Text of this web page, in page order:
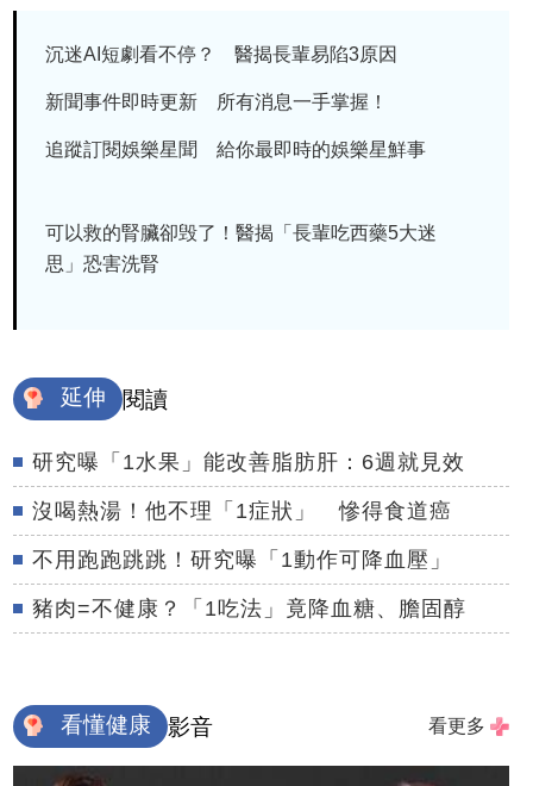
沉迷AI短劇看不停？ 醫揭長輩易陷3原因
新聞事件即時更新 所有消息一手掌握！
追蹤訂閱娛樂星聞 給你最即時的娛樂星鮮事
可以救的腎臟卻毁了！醫揭「長輩吃西藥5大迷
思」恐害洗腎
延伸 閱讀
研究曝「1水果」能改善脂肪肝：6週就見效
沒喝熱湯！他不理「1症狀」 慘得食道癌
不用跑跑跳跳！研究曝「1動作可降血壓」
豬肉=不健康？「1吃法」竟降血糖、膽固醇
看懂健康 影音 看更多